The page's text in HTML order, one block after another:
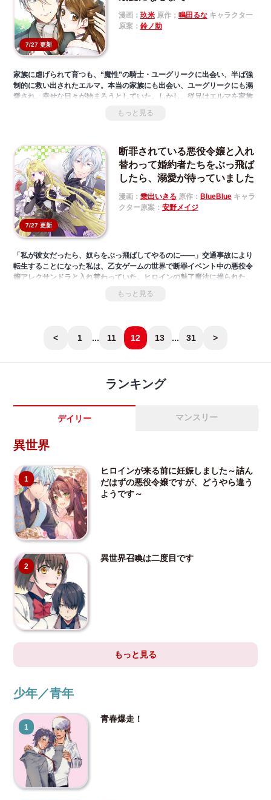
7/27 更新
漫画： 玖米原作： 鳴田るなキャラクター
原案： 鈴ノ助
家族に虐げられて育つも、“魔性”の騎士・ユーグリークに出会い、半ば強
制的に救い出されたエルマ。本当の家族にも出会い、ユーグリークにも溺
愛され、幸せな日々が始まろうとしていた。しかし、従兄はエルマを家族
ンスを申し込み……独占欲の強いユーグリークは嫉妬心むき出し!!
もっと見る
7/27 更新
断罪されている悪役令嬢と入れ
替わって婚約者たちをぶっ飛ば
したら、溺愛が待っていました
漫画： 乗出いきる 原作： BlueBlueキャラ
クター原案： 安野メイジ
「私が彼女だったら、奴らをぶっ飛ばしてやるのに――」交通事故により
転生することになった私は、乙女ゲームの世界で断罪イベント中の悪役令
嬢アレクサンドラと入れ替わっていた。ヒロインの魅了魔法に操られた、
婚約者の第二王子をぶっ飛ばし、そのままハッピーエンドかと思いきや、
世界が崩壊して、子供時代からやり直すことに――!?5歳に戻ったアレクサ
るが…。「小説家になろう」発、痛快ラブコメファンタジーついに開幕！
もっと見る
< 1 ... 11 12 13 ... 31 >
ランキング
デイリー マンスリー
異世界
1
ヒロインが来る前に妊娠しました～詰ん
だはずの悪役令嬢ですが、どうやら違う
ようです～
2
異世界召喚は二度目です
もっと見る
少年／青年
1
青春爆走！